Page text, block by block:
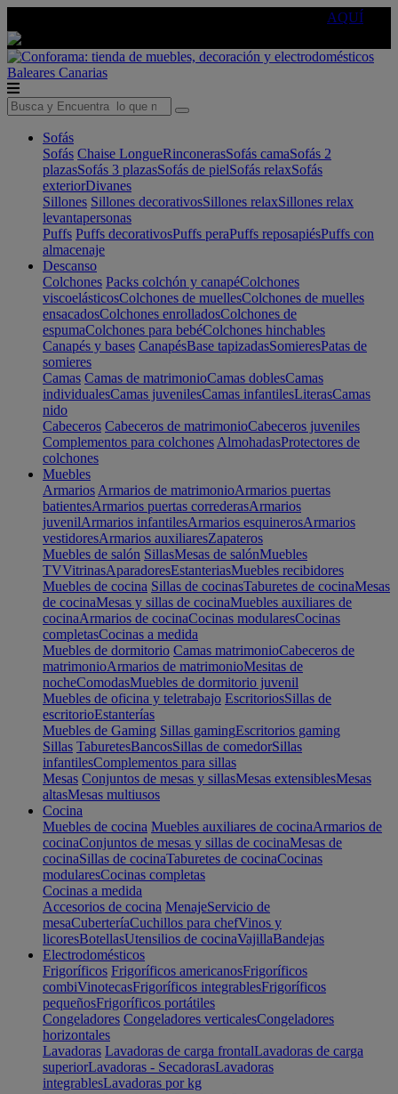
AQUÍ
Baleares Canarias
Sofás
Sofás Chaise LongueRinconerasSofás camaSofás 2
plazasSofás 3 plazasSofás de pielSofás relaxSofás
exteriorDivanes
Sillones Sillones decorativosSillones relaxSillones relax
levantapersonas
Puffs Puffs decorativosPuffs peraPuffs reposapiésPuffs con
almacenaje
Descanso
Colchones Packs colchón y canapéColchones
viscoelásticosColchones de muellesColchones de muelles
ensacadosColchones enrolladosColchones de
espumaColchones para bebéColchones hinchables
Canapés y bases CanapésBase tapizadasSomieresPatas de
somieres
Camas Camas de matrimonioCamas doblesCamas
individualesCamas juvenilesCamas infantilesLiterasCamas
nido
Cabeceros Cabeceros de matrimonioCabeceros juveniles
Complementos para colchones AlmohadasProtectores de
colchones
Muebles
Armarios Armarios de matrimonioArmarios puertas
batientesArmarios puertas correderasArmarios
juvenilArmarios infantilesArmarios esquinerosArmarios
vestidoresArmarios auxiliaresZapateros
Muebles de salón SillasMesas de salónMuebles
TVVitrinasAparadoresEstanteriasMuebles recibidores
Muebles de cocina Sillas de cocinasTaburetes de cocinaMesas
de cocinaMesas y sillas de cocinaMuebles auxiliares de
cocinaArmarios de cocinaCocinas modularesCocinas
completasCocinas a medida
Muebles de dormitorio Camas matrimonioCabeceros de
matrimonioArmarios de matrimonioMesitas de
nocheComodasMuebles de dormitorio juvenil
Muebles de oficina y teletrabajo EscritoriosSillas de
escritorioEstanterías
Muebles de Gaming Sillas gamingEscritorios gaming
Sillas TaburetesBancosSillas de comedorSillas
infantilesComplementos para sillas
Mesas Conjuntos de mesas y sillasMesas extensiblesMesas
altasMesas multiusos
Cocina
Muebles de cocina Muebles auxiliares de cocinaArmarios de
cocinaConjuntos de mesas y sillas de cocinaMesas de
cocinaSillas de cocinaTaburetes de cocinaCocinas
modularesCocinas completas
Cocinas a medida
Accesorios de cocina MenajeServicio de
mesaCuberteríaCuchillos para chefVinos y
licoresBotellasUtensilios de cocinaVajillaBandejas
Electrodomésticos
Frigoríficos Frigoríficos americanosFrigoríficos
combiVinotecasFrigoríficos integrablesFrigoríficos
pequeñosFrigoríficos portátiles
Congeladores Congeladores verticalesCongeladores
horizontales
Lavadoras Lavadoras de carga frontalLavadoras de carga
superiorLavadoras - SecadorasLavadoras
integrablesLavadoras por kg